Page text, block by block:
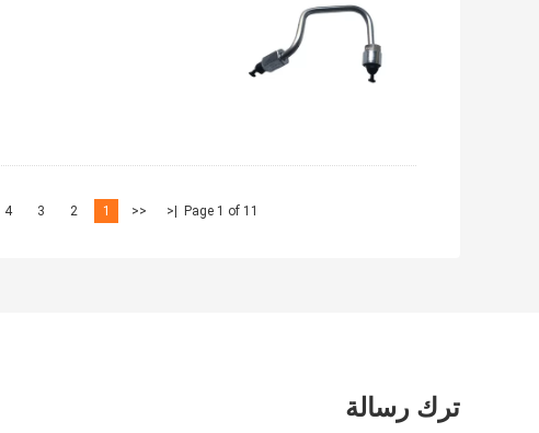
Page 1 of 11
|<
<<
1
2
3
4
ترك رسالة